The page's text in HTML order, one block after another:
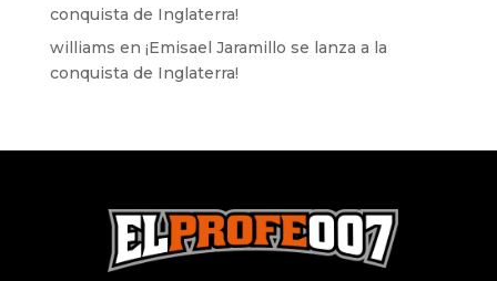
conquista de Inglaterra!
williams en ¡Emisael Jaramillo se lanza a la
conquista de Inglaterra!